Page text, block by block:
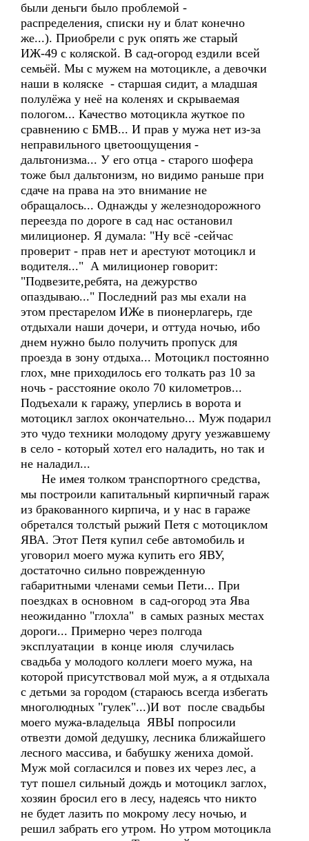
были деньги было проблемой -
распределения, списки ну и блат конечно
же...). Приобрели с рук опять же старый
ИЖ-49 с коляской. В сад-огород ездили всей
семьёй. Мы с мужем на мотоцикле, а девочки
наши в коляске - старшая сидит, а младшая
полулёжа у неё на коленях и скрываемая
пологом... Качество мотоцикла жуткое по
сравнению с БМВ... И прав у мужа нет из-за
неправильного цветоощущения -
дальтонизма... У его отца - старого шофера
тоже был дальтонизм, но видимо раньше при
сдаче на права на это внимание не
обращалось... Однажды у железнодорожного
переезда по дороге в сад нас остановил
милиционер. Я думала: "Ну всё -сейчас
проверит - прав нет и арестуют мотоцикл и
водителя..." А милиционер говорит:
"Подвезите,ребята, на дежурство
опаздываю..." Последний раз мы ехали на
этом престарелом ИЖе в пионерлагерь, где
отдыхали наши дочери, и оттуда ночью, ибо
днем нужно было получить пропуск для
проезда в зону отдыха... Мотоцикл постоянно
глох, мне приходилось его толкать раз 10 за
ночь - расстояние около 70 километров...
Подъехали к гаражу, уперлись в ворота и
мотоцикл заглох окончательно... Муж подарил
это чудо техники молодому другу уезжавшему
в село - который хотел его наладить, но так и
не наладил...
Не имея толком транспортного средства,
мы построили капитальный кирпичный гараж
из бракованного кирпича, и у нас в гараже
обретался толстый рыжий Петя с мотоциклом
ЯВА. Этот Петя купил себе автомобиль и
уговорил моего мужа купить его ЯВУ,
достаточно сильно поврежденную
габаритными членами семьи Пети... При
поездках в основном в сад-огород эта Ява
неожиданно "глохла" в самых разных местах
дороги... Примерно через полгода
эксплуатации в конце июля случилась
свадьба у молодого коллеги моего мужа, на
которой присутствовал мой муж, а я отдыхала
с детьми за городом (стараюсь всегда избегать
многолюдных "гулек"...)И вот после свадьбы
моего мужа-владельца ЯВЫ попросили
отвезти домой дедушку, лесника ближайшего
лесного массива, и бабушку жениха домой.
Муж мой согласился и повез их через лес, а
тут пошел сильный дождь и мотоцикл заглох,
хозяин бросил его в лесу, надеясь что никто
не будет лазить по мокрому лесу ночью, и
решил забрать его утром. Но утром мотоцикла